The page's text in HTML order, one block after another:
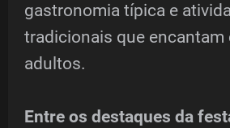
gastronomia típica e
tradicionais que encantam
adultos.
Entre os destaques da